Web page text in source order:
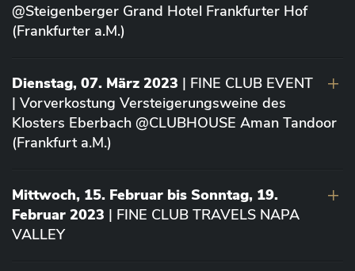
@Steigenberger Grand Hotel Frankfurter Hof
(Frankfurter a.M.)
Dienstag, 07. März 2023 | FINE CLUB EVENT
| Vorverkostung Versteigerungsweine des
Klosters Eberbach @CLUBHOUSE Aman Tandoor
(Frankfurt a.M.)
Mittwoch, 15. Februar bis Sonntag, 19.
Februar 2023 | FINE CLUB TRAVELS NAPA
VALLEY